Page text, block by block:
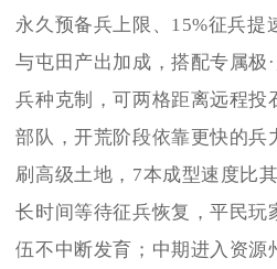
永久预备兵上限、15%征兵提
与屯田产出加成，搭配专属极
兵种克制，可两格距离远程投
部队，开荒阶段依靠更快的兵
刷高级土地，7本成型速度比
长时间等待征兵恢复，平民玩
伍不中断发育；中期进入资源